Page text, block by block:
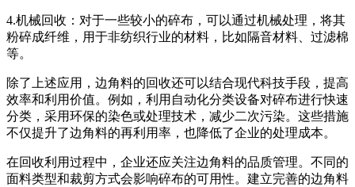
4.机械回收：对于一些较小的碎布，可以通过机械处理，将其
粉碎成纤维，用于非纺织行业的材料，比如隔音材料、过滤棉
等。
除了上述应用，边角料的回收还可以结合现代科技手段，提高
效率和利用价值。例如，利用自动化分类设备对碎布进行快速
分类，采用环保的染色或处理技术，减少二次污染。这些措施
不仅提升了边角料的再利用率，也降低了企业的处理成本。
在回收利用过程中，企业还应关注边角料的品质管理。不同的
面料类型和裁剪方式会影响碎布的可用性。建立完善的边角料